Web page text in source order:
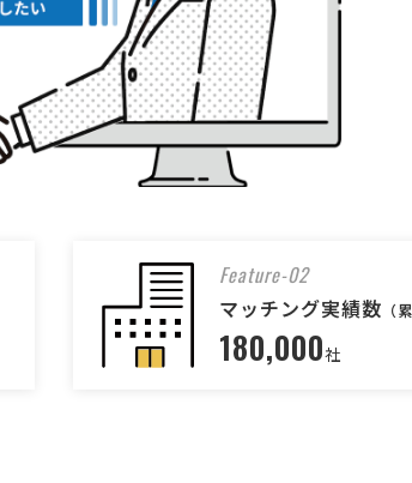
Feature-02
マッチング実績数 （
180,000社